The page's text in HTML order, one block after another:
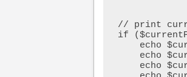
// print
if